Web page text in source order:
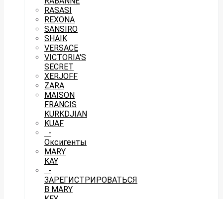
RASASI
REXONA
SANSIRO
SHAIK
VERSACE
VICTORIA'S
SECRET
XERJOFF
ZARA
MAISON
FRANCIS
KURKDJIAN
KUAF
-
Оксигенты
MARY
KAY
-
ЗАРЕГИСТРИРОВАТЬСЯ
В MARY